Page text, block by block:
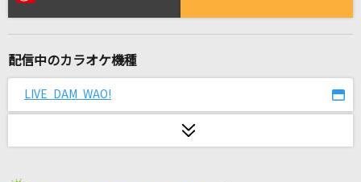
チョコレートメランコリー
[生音]Rising Hope
LiSA
＝LOVE
配信中のカラオケ機種
LIVE DAM WAO!